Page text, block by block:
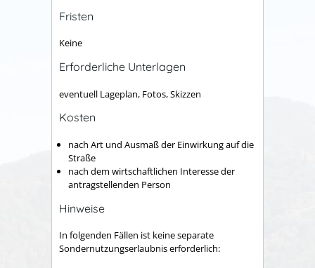
Fristen
Keine
Erforderliche Unterlagen
eventuell Lageplan, Fotos, Skizzen
Kosten
nach Art und Ausmaß der Einwirkung auf die
Straße
nach dem wirtschaftlichen Interesse der
antragstellenden Person
Hinweise
In folgenden Fällen ist keine separate
Sondernutzungserlaubnis erforderlich: